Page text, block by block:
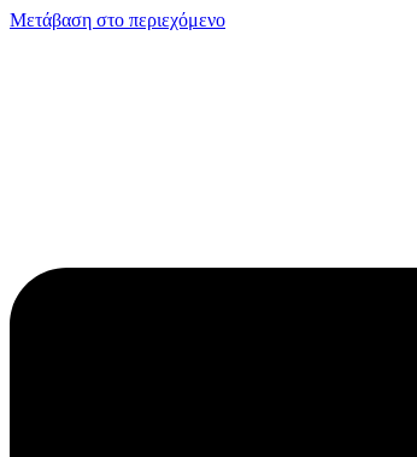
Μετάβαση στο περιεχόμενο